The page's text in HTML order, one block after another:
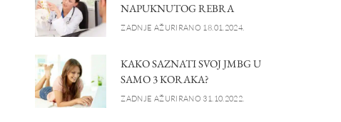
NAPUKNUTOG REBRA
ZADNJE AŽURIRANO 18.01.2024.
KAKO SAZNATI SVOJ JMBG U
SAMO 3 KORAKA?
ZADNJE AŽURIRANO 31.10.2022.